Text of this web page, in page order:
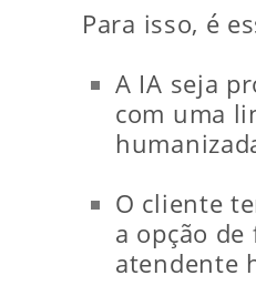
Para isso, é
A IA seja
com uma
O cliente
a opção
atendente